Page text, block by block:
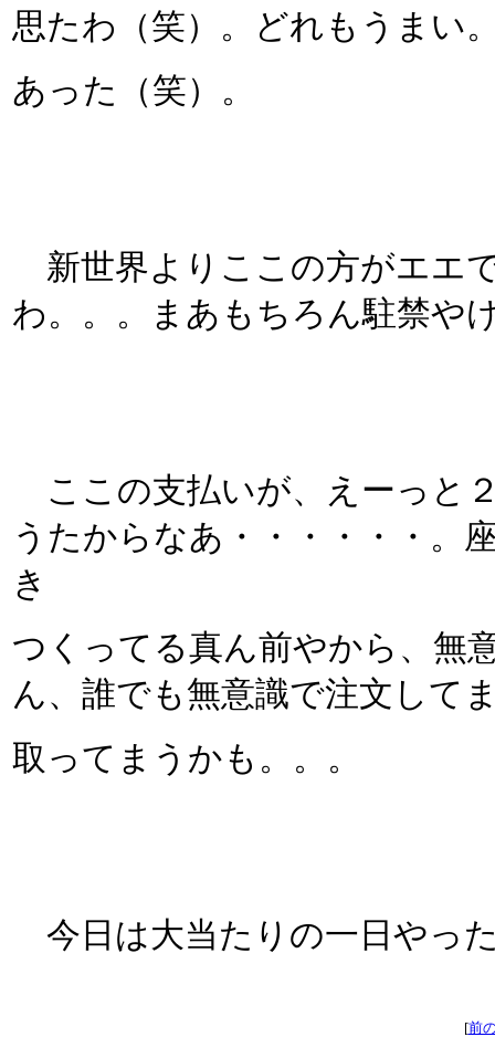
思たわ（笑）。どれもうまい
あった（笑）。
新世界よりここの方がエエ
わ。。。まあもちろん駐禁や
ここの支払いが、えーっと
うたからなあ・・・・・・。
き
つくってる真ん前やから、無
ん、誰でも無意識で注文して
取ってまうかも。。。
今日は大当たりの一日やっ
[前